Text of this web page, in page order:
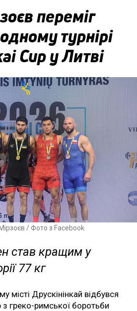
переміг
турнірі
Cup у Литві
/ Фото з Facebook
став кращим у
77 кг
місті Друскінінкай відбувся
з греко-римської боротьби